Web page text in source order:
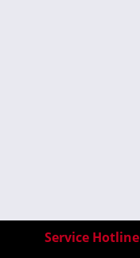
Service Hotline